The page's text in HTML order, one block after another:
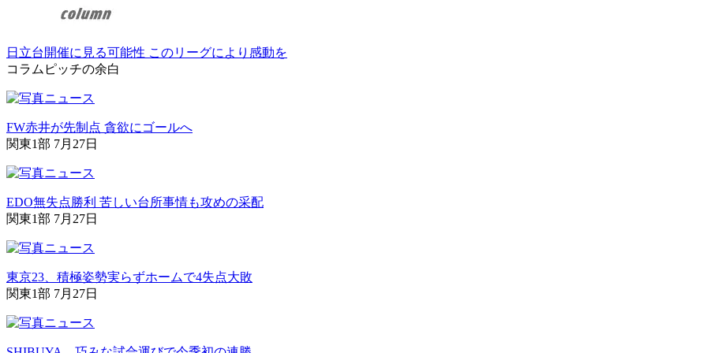
日立台開催に見る可能性 このリーグにより感動を
コラム ピッチの余白
FW赤井が先制点 貪欲にゴールへ
関東1部 7月27日
EDO無失点勝利 苦しい台所事情も攻めの采配
関東1部 7月27日
東京23、積極姿勢実らずホームで4失点大敗
関東1部 7月27日